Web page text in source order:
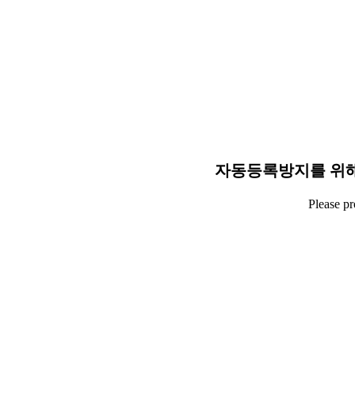
자동등록방지를 위
Please